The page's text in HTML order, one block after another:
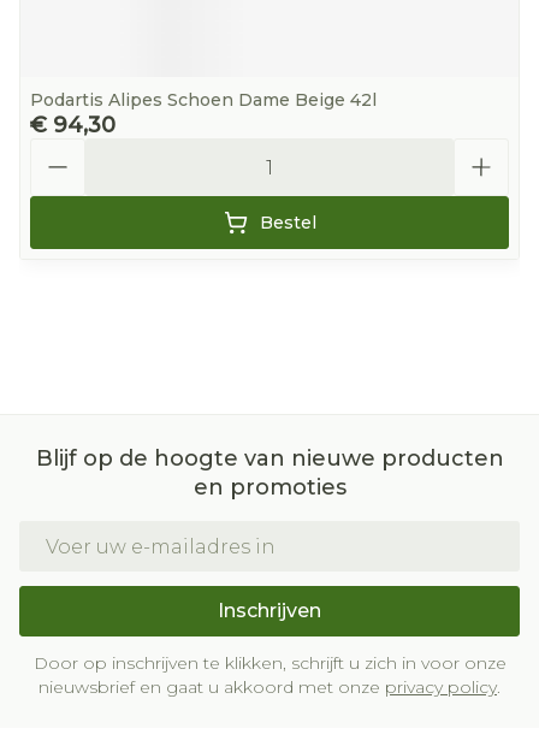
Podartis Alipes Schoen Dame Beige 42l
€ 94,30
Bestel
Blijf op de hoogte van nieuwe producten
en promoties
Inschrijven
Door op inschrijven te klikken, schrijft u zich in voor onze
nieuwsbrief en gaat u akkoord met onze privacy policy.